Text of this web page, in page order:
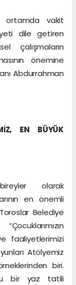
ortamda vakit
dile getiren
önemine
Abdurrahman
EN BÜYÜK
olarak
en önemli
Belediye
faaliyetlerimizi
Atölyemiz
biri.
bir yaz tatili